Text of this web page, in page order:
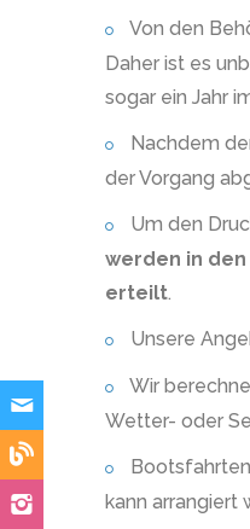
Von den
Daher ist es
sogar ein Jahr
Nachdem
der Vorgang
Um den
werden in
erteilt.
Unsere
Wir
Wetter- oder
kann arrangiert